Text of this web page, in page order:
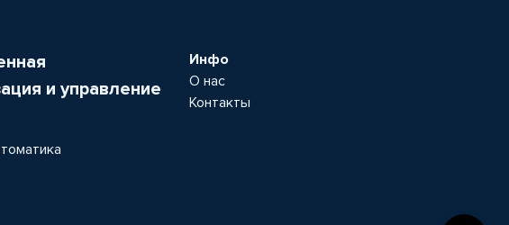
и управление
Инфо
О нас
Контакты